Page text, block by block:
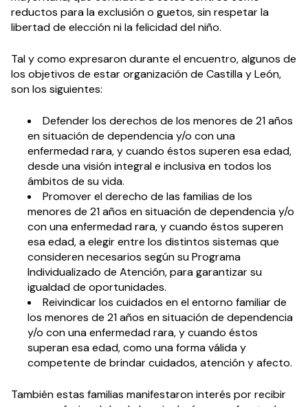
reductos para la exclusión o guetos, sin respetar la
libertad de elección ni la felicidad del niño.
Tal y como expresaron durante el encuentro, algunos de
los objetivos de estar organización de Castilla y León,
son los siguientes:
Defender los derechos de los menores de 21 años
en situación de dependencia y/o con una
enfermedad rara, y cuando éstos superen esa edad,
desde una visión integral e inclusiva en todos los
ámbitos de su vida.
Promover el derecho de las familias de los
menores de 21 años en situación de dependencia y/o
con una enfermedad rara, y cuando éstos superen
esa edad, a elegir entre los distintos sistemas que
consideren necesarios según su Programa
Individualizado de Atención, para garantizar su
igualdad de oportunidades.
Reivindicar los cuidados en el entorno familiar de
los menores de 21 años en situación de dependencia
y/o con una enfermedad rara, y cuando éstos
superan esa edad, como una forma válida y
competente de brindar cuidados, atención y afecto.
También estas familias manifestaron interés por recibir